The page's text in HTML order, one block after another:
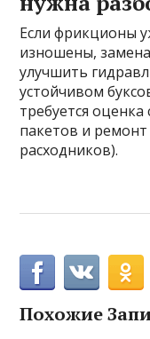
Если фрикционы
изношены,
улучшить
устойчивом
требуется
пакетов и
расходников).
Похожие